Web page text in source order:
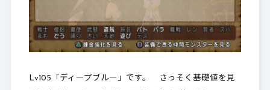
Lv105「ディープブルー」です。 さっそく基礎値を見